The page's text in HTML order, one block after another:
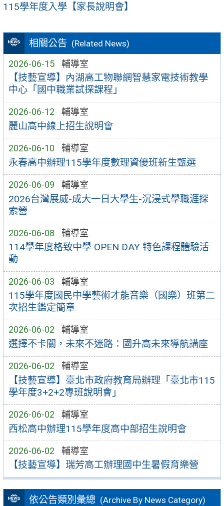
相關公告 (Related News)
2026-06-15 輔導室
【技藝宣導】內湖高工物聯網智慧家電技術教學
中心「國中職業試探課程」
2026-06-12 輔導室
麗山高中線上招生說明會
2026-06-10 輔導室
永春高中辦理115學年度數理資優班新生甄選
2026-06-09 輔導室
2026台灣展威-成大一日大學生-沉浸式學職涯探
索營
2026-06-08 輔導室
114學年度格致中學 OPEN DAY 特色課程體驗活
動
2026-06-03 輔導室
115學年度國民中學藝術才能音樂（國樂）班第二
次招生鑑定簡章
2026-06-02 輔導室
選擇不卡關，未來不迷路：國升高未來導航講座
2026-06-02 輔導室
【技藝宣導】臺北市政府教育局辦理「臺北市115
學年度3+2+2專班說明會」
2026-06-02 輔導室
西松高中辦理115學年度高中部招生說明會
2026-06-02 輔導室
【技藝宣導】瑞芳高工辦理國中生暑假育樂營
依公告類別彙總 (Archive By News Category)
115學年度入學【家長說明會】